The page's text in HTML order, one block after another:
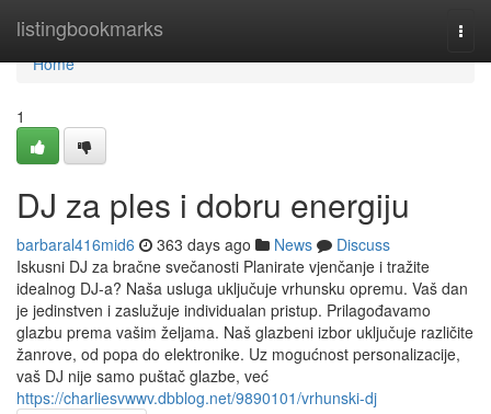
listingbookmarks
Home
Home
1
DJ za ples i dobru energiju
barbaral416mid6 363 days ago News
Discuss
Iskusni DJ za bračne svečanosti Planirate vjenčanje i tražite
idealnog DJ-a? Naša usluga uključuje vrhunsku opremu. Vaš dan
je jedinstven i zaslužuje individualan pristup. Prilagođavamo
glazbu prema vašim željama. Naš glazbeni izbor uključuje različite
žanrove, od popa do elektronike. Uz mogućnost personalizacije,
vaš DJ nije samo puštač glazbe, već
https://charliesvwwv.dbblog.net/9890101/vrhunski-dj